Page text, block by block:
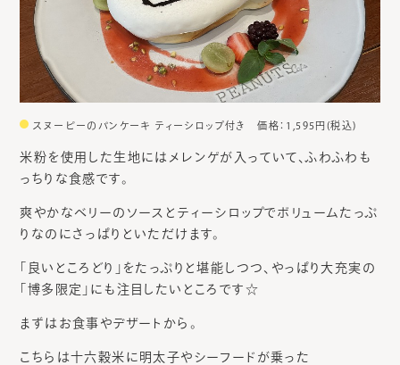
スヌーピーのパンケーキ ティーシロップ付き 価格：1,595円(税込)
米粉を使用した生地にはメレンゲが入っていて、ふわふわも
っちりな食感です。
爽やかなベリーのソースとティーシロップでボリュームたっぷ
りなのにさっぱりといただけます。
「良いところどり」をたっぷりと堪能しつつ、やっぱり大充実の
「博多限定」にも注目したいところです☆
まずはお食事やデザートから。
こちらは十六穀米に明太子やシーフードが乗った